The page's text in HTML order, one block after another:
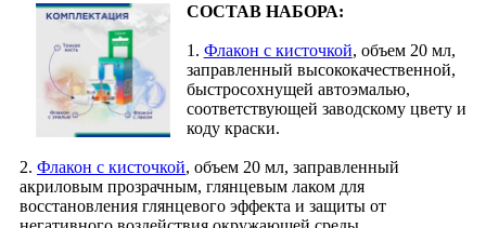
СОСТАВ НАБОРА:
1. Флакон с кисточкой, объем 20 мл,
заправленный высококачественной,
быстросохнущей автоэмалью,
соответствующей заводскому цвету и
коду краски.
2. Флакон с кисточкой, объем 20 мл, заправленный
акриловым прозрачным, глянцевым лаком для
восстановления глянцевого эффекта и защиты от